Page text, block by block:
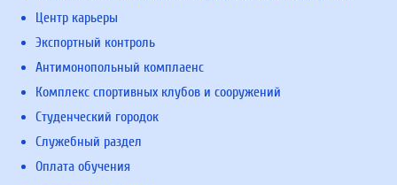
Центр карьеры
Экспортный контроль
Антимонопольный комплаенс
Комплекс спортивных клубов и сооружений
Студенческий городок
Служебный раздел
Оплата обучения